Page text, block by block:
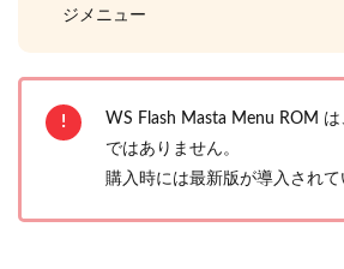
ジメニュー
WS Flash Masta Menu ROM
ではありません。
購入時には最新版が導入されて